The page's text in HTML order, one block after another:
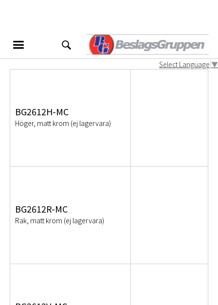
Select Language ▼
Produktvarianter
BG2612H-MC
Höger, matt krom (ej lagervara)
BG2612R-MC
Rak, matt krom (ej lagervara)